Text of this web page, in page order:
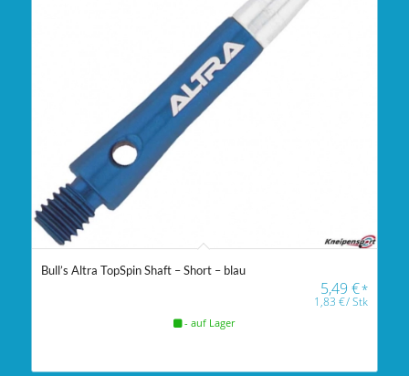
Bull’s Altra TopSpin Shaft – Short – blau
5,49€*
1,83€/Stk
- auf Lager